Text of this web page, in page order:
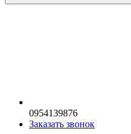
0954139876
Заказать звонок